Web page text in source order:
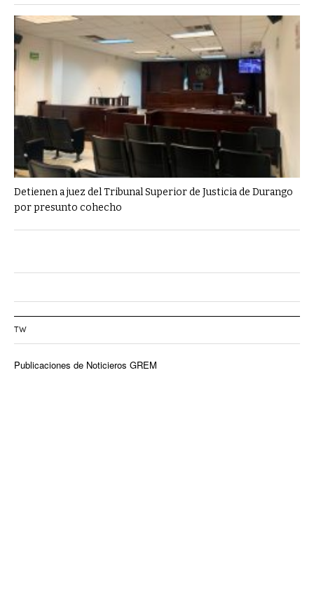
Detienen a juez del Tribunal Superior de Justicia de Durango
por presunto cohecho
TW
Publicaciones de Noticieros GREM